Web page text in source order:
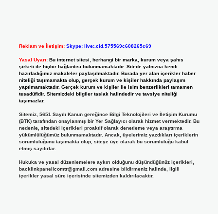
Reklam ve İletişim: Skype: live:.cid.575569c608265c69
Yasal Uyarı: Bu internet sitesi, herhangi bir marka, kurum veya şahıs
şirketi ile hiçbir bağlantısı bulunmamaktadır. Sitede yalnızca kendi
hazırladığımız makaleler paylaşılmaktadır. Burada yer alan içerikler haber
niteliği taşımamakta olup, gerçek kurum ve kişiler hakkında paylaşım
yapılmamaktadır. Gerçek kurum ve kişiler ile isim benzerlikleri tamamen
tesadüfidir. Sitemizdeki bilgiler taslak halindedir ve tavsiye niteliği
taşımazlar.
Sitemiz, 5651 Sayılı Kanun gereğince Bilgi Teknolojileri ve İletişim Kurumu
(BTK) tarafından onaylanmış bir Yer Sağlayıcı olarak hizmet vermektedir. Bu
nedenle, sitedeki içerikleri proaktif olarak denetleme veya araştırma
yükümlülüğümüz bulunmamaktadır. Ancak, üyelerimiz yazdıkları içeriklerin
sorumluluğunu taşımakta olup, siteye üye olarak bu sorumluluğu kabul
etmiş sayılırlar.
Hukuka ve yasal düzenlemelere aykırı olduğunu düşündüğünüz içerikleri,
backlinkpanelicomtr@gmail.comadresine bildirmeniz halinde, ilgili
içerikler yasal süre içerisinde sitemizden kaldırılacaktır.